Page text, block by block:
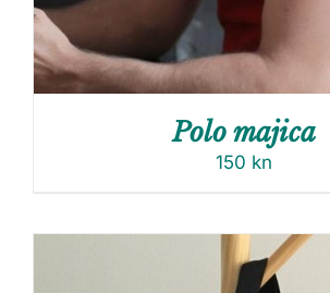
Polo majica
150 kn